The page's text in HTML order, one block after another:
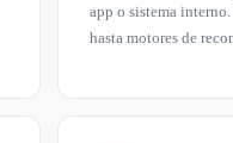
app o sistema
hasta motores de